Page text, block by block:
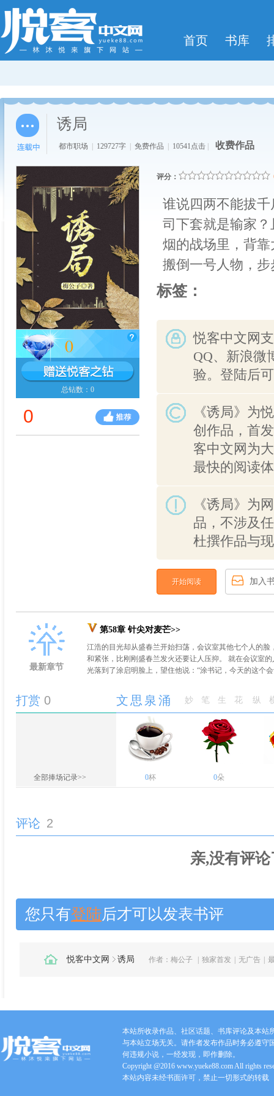
首页 书库
诱局
都市职场 129727字 免费作品 10541点击 收费作品
0
总钻数：0
0
评分：
谁说四两不能拔
司下套就是输家
烟的战场里，背
搬倒一号人物，
标签：
悦客中文网
QQ、新浪微
验。登陆后
《诱局》为
创作品，首
客中文网为
最快的阅读
《诱局》为
品，不涉及
杜撰作品与
开始阅读 加入
最新章节
第58章 针尖对麦芒>>
江浩的目光却从盛春兰开始扫荡，会议室其他七个人的
和紧张，比刚刚盛春兰发火还要让人压抑。 就在会议室
光落到了涂启明脸上，望住他说：“涂书记，今天的这个
打赏 0 文思泉涌 妙笔生花 纵
全部捧场记录>> 0杯 0朵
评论 2
亲,没有评论
您只有登陆后才可以发表书评
悦客中文网 诱局 作者： 梅公子 | 独家首发 | 无广告 |
本站所收录作品、社区话题、书库评论及本站
与本站立场无关。请作者发布作品时务必遵守
何违规小说，一经发现，即作删除。
Copyright @2016 www.yueke88.com All rights
本站内容未经书面许可，禁止一切形式的转载